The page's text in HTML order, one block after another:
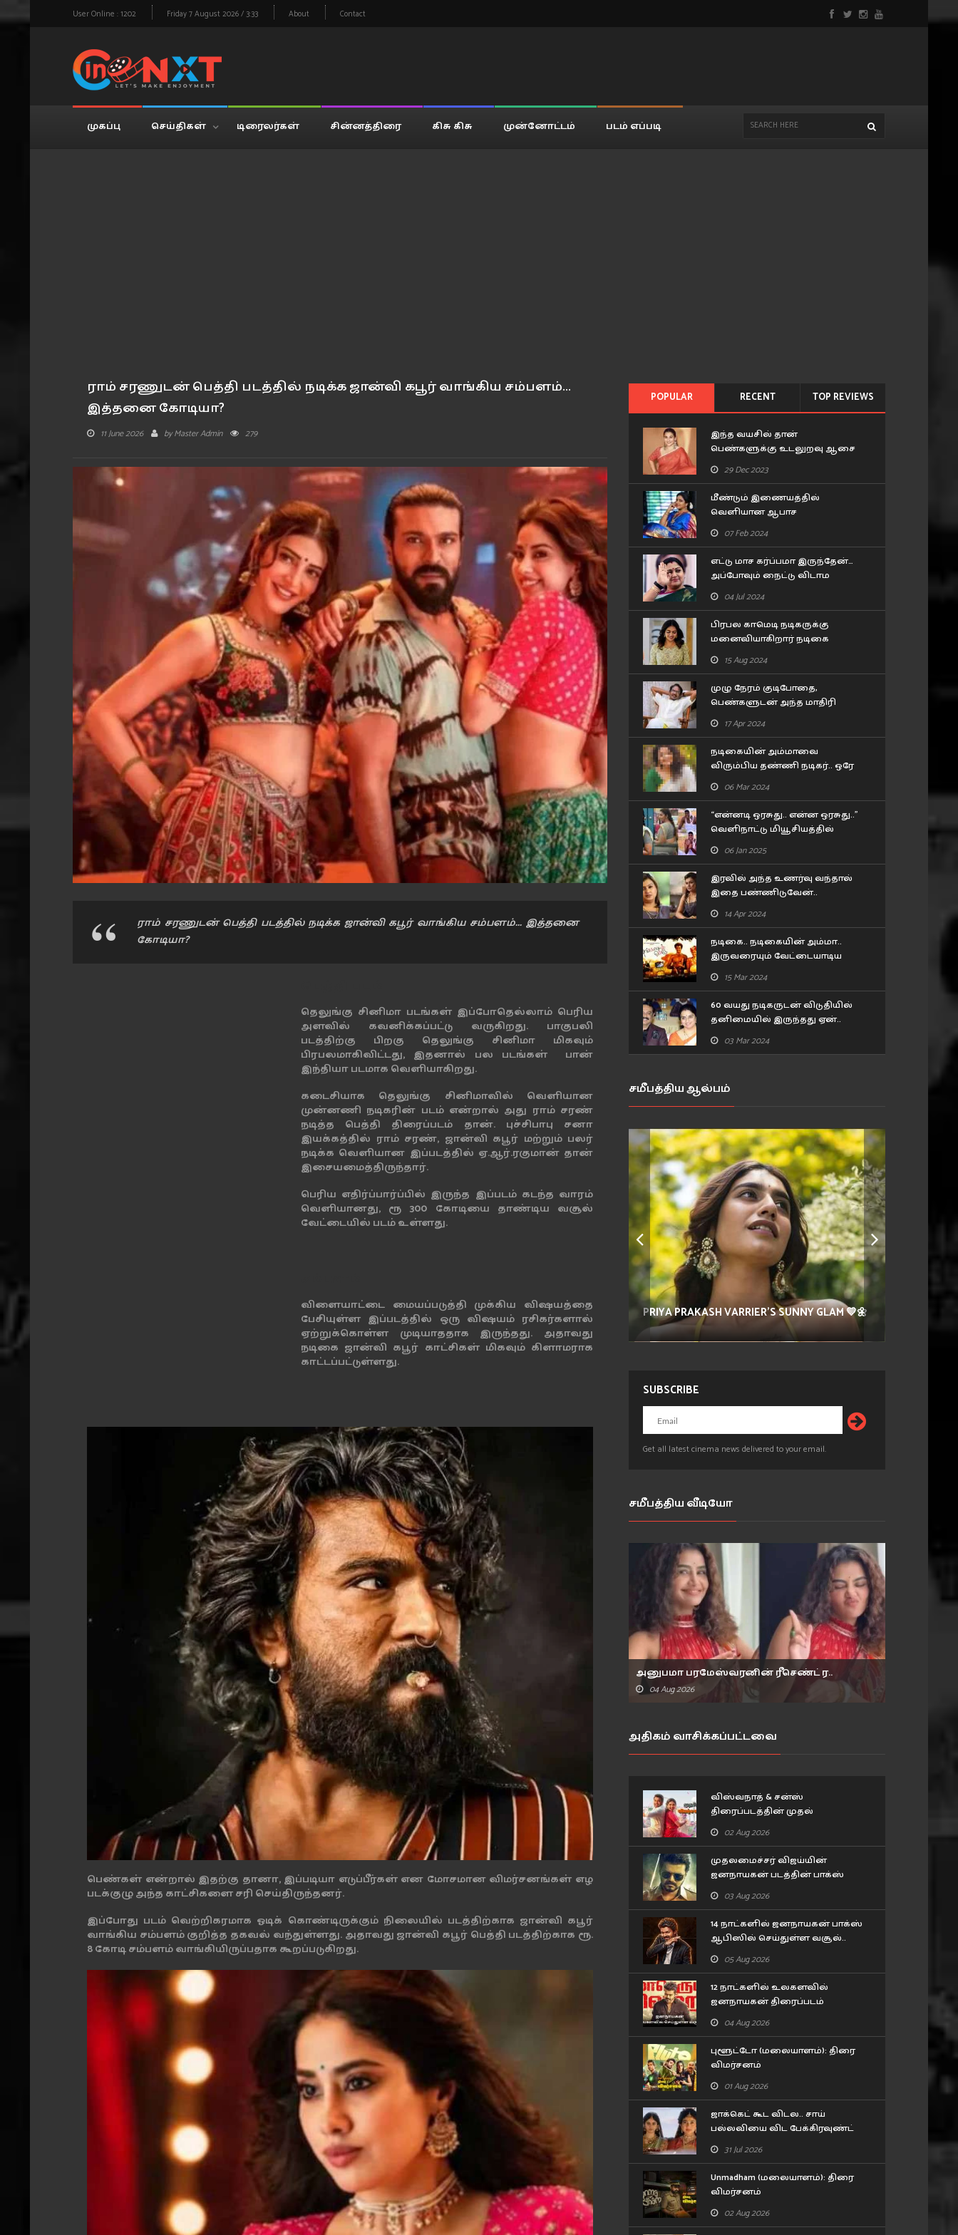
User Online : 1202 Friday 7 August 2026 / 3:33 About Contact
முகப்பு செய்திகள் டிரைலர்கள் சின்னத்திரை கிசு கிசு முன்னோட்டம் படம் எப்படி
ராம் சரணுடன் பெத்தி படத்தில் நடிக்க ஜான்வி கபூர் வாங்கிய சம்பளம்...
இத்தனை கோடியா?
11 June 2026 byMaster Admin 279
ராம் சரணுடன் பெத்தி படத்தில் நடிக்க ஜான்வி கபூர் வாங்கிய சம்பளம்... இத்தனை
கோடியா?
தெலுங்கு சினிமா படங்கள் இப்போதெல்லாம் பெரிய
அளவில் கவனிக்கப்பட்டு வருகிறது. பாகுபலி
படத்திற்கு பிறகு தெலுங்கு சினிமா மிகவும்
பிரபலமாகிவிட்டது, இதனால் பல படங்கள் பான்
இந்தியா படமாக வெளியாகிறது.
கடைசியாக தெலுங்கு சினிமாவில் வெளியான
முன்னணி நடிகரின் படம் என்றால் அது ராம் சரண்
நடித்த பெத்தி திரைப்படம் தான். புச்சிபாபு சனா
இயக்கத்தில் ராம் சரண், ஜான்வி கபூர் மற்றும் பலர்
நடிக்க வெளியான இப்படத்தில் ஏ.ஆர்.ரகுமான் தான்
இசையமைத்திருந்தார்.
பெரிய எதிர்ப்பார்ப்பில் இருந்த இப்படம் கடந்த வாரம்
வெளியானது, ரூ 300 கோடியை தாண்டிய வசூல்
வேட்டையில் படம் உள்ளது.
விளையாட்டை மையப்படுத்தி முக்கிய விஷயத்தை
பேசியுள்ள இப்படத்தில் ஒரு விஷயம் ரசிகர்களால்
ஏற்றுக்கொள்ள முடியாததாக இருந்தது. அதாவது
நடிகை ஜான்வி கபூர் காட்சிகள் மிகவும் கிளாமராக
காட்டப்பட்டுள்ளது.
பெண்கள் என்றால் இதற்கு தானா, இப்படியா எடுப்பீர்கள் என மோசமான விமர்சனங்கள் எழ
படக்குழு அந்த காட்சிகளை சரி செய்திருந்தனர்.
இப்போது படம் வெற்றிகரமாக ஓடிக் கொண்டிருக்கும் நிலையில் படத்திற்காக ஜான்வி கபூர்
வாங்கிய சம்பளம் குறித்த தகவல் வந்துள்ளது. அதாவது ஜான்வி கபூர் பெத்தி படத்திற்காக ரூ.
8 கோடி சம்பளம் வாங்கியிருப்பதாக கூறப்படுகிறது.
POPULAR RECENT TOP REVIEWS
இந்த வயசில் தான்
பெண்களுக்கு உடலுறவு ஆசை
அதிகம் இருக்கும்.. கூச்சமின்றி
கூறிய வித்யா பாலன்..!
29 Dec 2023
மீண்டும் இணையத்தில்
வெளியான ஆபாச
புகைப்படங்கள்.. சீரியல் நடிகை
பிரவீனா செய்த சம்பவம்..!
07 Feb 2024
எட்டு மாச கர்ப்பமா இருந்தேன்…
அப்போவும் நைட்டு விடாம
டார்ச்சர் பண்ணாரு.. ரகசியம்
உடைத்த குஷ்பூ..!
04 Jul 2024
பிரபல காமெடி நடிகருக்கு
மனைவியாகிறார் நடிகை
லட்சுமி மேனன்..! யாருன்னு
பாருங்க..!
15 Aug 2024
முழு நேரம் குடிபோதை,
பெண்களுடன் அந்த மாதிரி
பழக்கம்.. 80 வயது இயக்குனர்
பாரதிராஜா செய்த காரியம்!!
17 Apr 2024
நடிகையின் அம்மாவை
விரும்பிய தண்ணி நடிகர்.. ஒரே
போன் காலில் இறங்கி வந்த 57
வயசு தேர் நடிகை..
06 Mar 2024
“என்னடி ஒரசுது.. என்ன ஒரசுது..”
வெளிநாட்டு மியூசியத்தில்
பிரியா பவானி சங்கர் செய்த
கன்றாவி..!
06 Jan 2025
இரவில் அந்த உணர்வு வந்தால்
இதை பண்ணிடுவேன்..
கூச்சமின்றி கூறிய நடிகை
சோனா..!
14 Apr 2024
நடிகை.. நடிகையின் அம்மா..
இருவரையும் வேட்டையாடிய
அங்காடித்தெரு நடிகர்.. ரகசியம்
உடைத்த பிரபல நடிகர்!
15 Mar 2024
60 வயது நடிகருடன் விடுதியில்
தனிமையில் இருந்தது ஏன்..
உண்மையை கூறிய 43 வயது
நடிகை..
03 Mar 2024
சமீபத்திய ஆல்பம்
PRIYA PRAKASH VARRIER'S SUNNY GLAM 💛🌼
SUBSCRIBE
Get all latest cinema news delivered to your email.
சமீபத்திய வீடியோ
அனுபமா பரமேஸ்வரனின் ரீசெண்ட் ர..
04 Aug 2026
அதிகம் வாசிக்கப்பட்டவை
விஸ்வநாத் & சன்ஸ்
திரைப்படத்தின் முதல்
விமர்சனம்..
02 Aug 2026
முதலமைச்சர் விஜய்யின்
ஜனநாயகன் படத்தின் பாக்ஸ்
ஆபிஸ் வசூல்.. 11 நாட்கள்
விவரம்
03 Aug 2026
14 நாட்களில் ஜனநாயகன் பாக்ஸ்
ஆபிஸில் செய்துள்ள வசூல்..
புதிய சாதனை படைத்த விஜய்
05 Aug 2026
12 நாட்களில் உலகளவில்
ஜனநாயகன் திரைப்படம்
செய்துள்ள வசூல்..
04 Aug 2026
புளூட்டோ (மலையாளம்): திரை
விமர்சனம்
01 Aug 2026
ஜாக்கெட் கூட விடல.. சாய்
பல்லவியை விட பேக்கிரவுண்ட்
ஆர்ட்டிஸ்ட் சூப்பராம்..
ராமாயணா டிரைலர் சர்ச்சை!
31 Jul 2026
Unmadham (மலையாளம்): திரை
விமர்சனம்
02 Aug 2026